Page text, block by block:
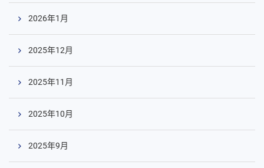
2026年1月
2025年12月
2025年11月
2025年10月
2025年9月